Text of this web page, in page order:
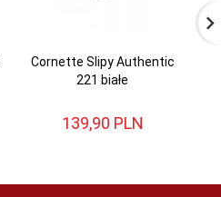
Cornette Slipy Authentic
221 białe
139,90 PLN